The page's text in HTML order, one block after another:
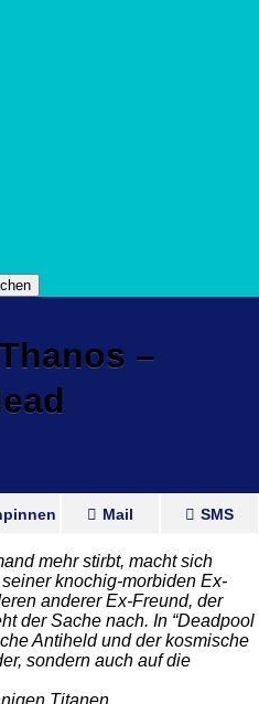
–
Mail SMS
mehr stirbt, macht sich
knochig-morbiden Ex-
anderer Ex-Freund, der
der Sache nach. In “Deadpool
Antiheld und der kosmische
sondern auch auf die
Titanen